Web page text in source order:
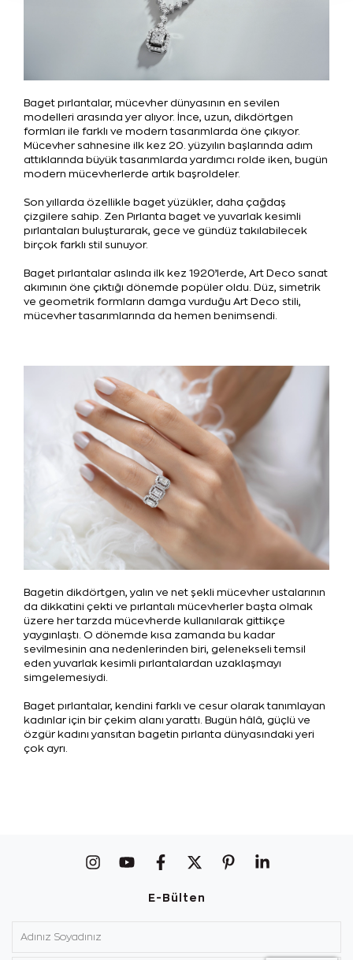
Baget pırlantalar, mücevher dünyasının en sevilen
modelleri arasında yer alıyor. İnce, uzun, dikdörtgen
formları ile farklı ve modern tasarımlarda öne çıkıyor.
Mücevher sahnesine ilk kez 20. yüzyılın başlarında adım
attıklarında büyük tasarımlarda yardımcı rolde iken, bugün
modern mücevherlerde artık başroldeler.
Son yıllarda özellikle baget yüzükler, daha çağdaş
çizgilere sahip. Zen Pırlanta baget ve yuvarlak kesimli
pırlantaları buluşturarak, gece ve gündüz takılabilecek
birçok farklı stil sunuyor.
Baget pırlantalar aslında ilk kez 1920’lerde, Art Deco sanat
akımının öne çıktığı dönemde popüler oldu. Düz, simetrik
ve geometrik formların damga vurduğu Art Deco stili,
mücevher tasarımlarında da hemen benimsendi.
Bagetin dikdörtgen, yalın ve net şekli mücevher ustalarının
da dikkatini çekti ve pırlantalı mücevherler başta olmak
üzere her tarzda mücevherde kullanılarak gittikçe
yaygınlaştı. O dönemde kısa zamanda bu kadar
sevilmesinin ana nedenlerinden biri, gelenekseli temsil
eden yuvarlak kesimli pırlantalardan uzaklaşmayı
simgelemesiydi.
Baget pırlantalar, kendini farklı ve cesur olarak tanımlayan
kadınlar için bir çekim alanı yarattı. Bugün hâlâ, güçlü ve
özgür kadını yansıtan bagetin pırlanta dünyasındaki yeri
çok ayrı.
E-Bülten